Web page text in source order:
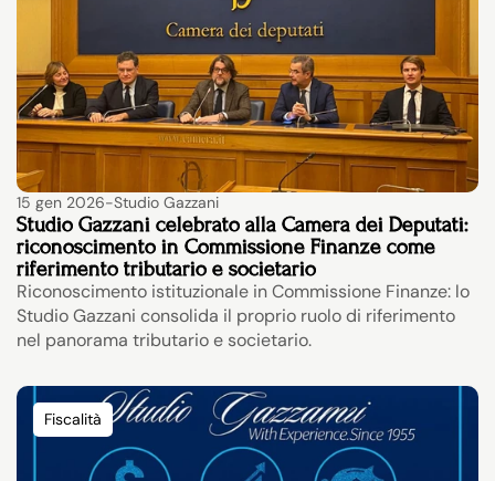
15 gen 2026-Studio Gazzani
Studio Gazzani celebrato alla Camera dei Deputati:
riconoscimento in Commissione Finanze come
riferimento tributario e societario
Riconoscimento istituzionale in Commissione Finanze: lo
Studio Gazzani consolida il proprio ruolo di riferimento
nel panorama tributario e societario.
Fiscalità